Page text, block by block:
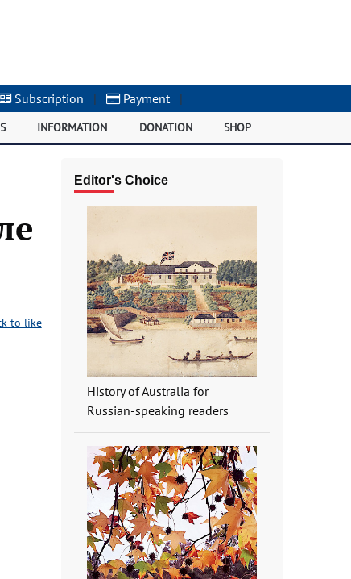
Subscription | Payment |
INFORMATION DONATION SHOP
to like
Editor's Choice
History of Australia for
Russian-speaking readers